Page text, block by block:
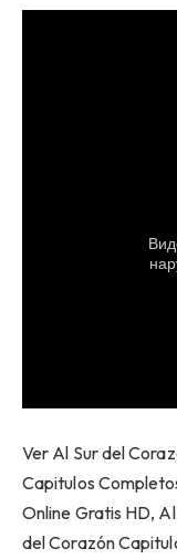
Ver Al Sur del
Capitulos
Online Gratis HD,
del Corazón